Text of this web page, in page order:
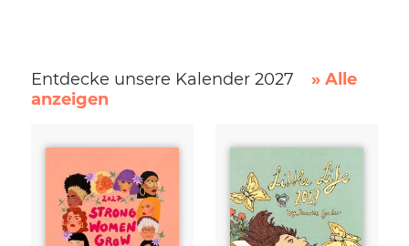
Entdecke unsere Kalender 2027
» Alle
anzeigen